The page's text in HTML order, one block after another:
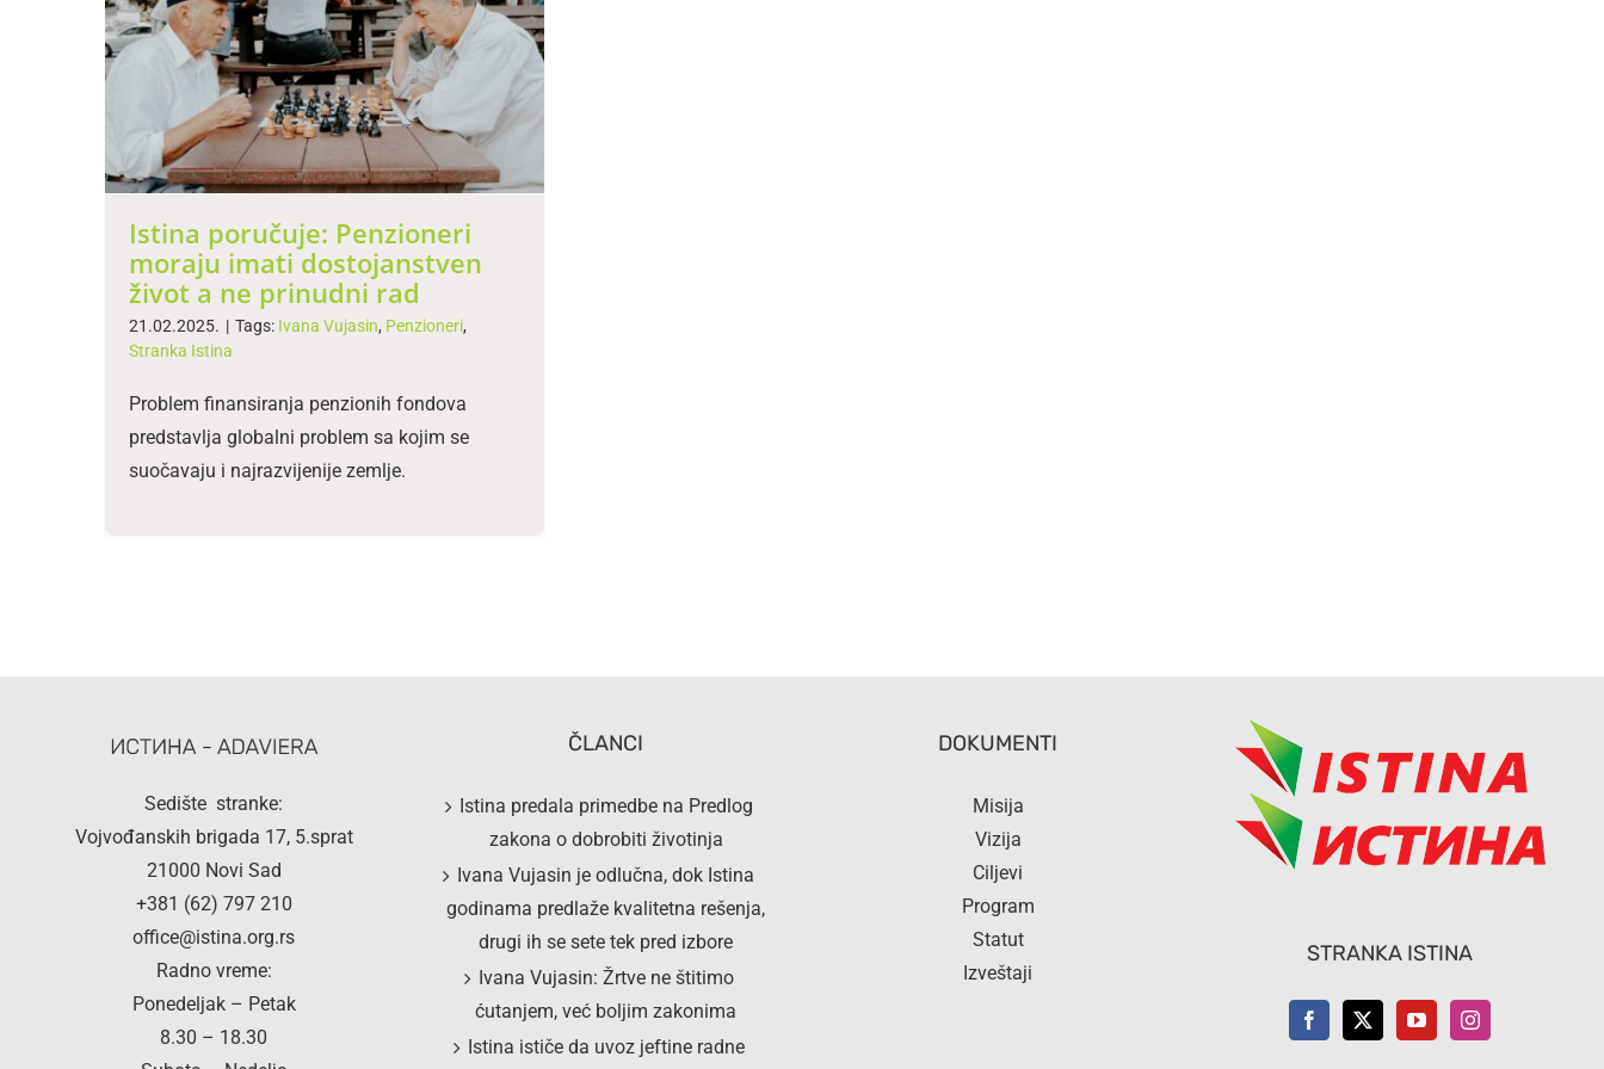
Istina poručuje: Penzioneri
moraju imati dostojanstven
život a ne prinudni rad
21.02.2025. | Tags: Ivana Vujasin, Penzioneri,
Stranka Istina
Problem finansiranja penzionih fondova
predstavlja globalni problem sa kojim se
suočavaju i najrazvijenije zemlje.
Sedište stranke:
Vojvođanskih brigada 17, 5.sprat
21000 Novi Sad
+381 (62) 797 210
office@istina.org.rs
Radno vreme:
Ponedeljak – Petak
8.30 – 18.30
ČLANCI
Istina predala primedbe na Predlog
zakona o dobrobiti životinja
Ivana Vujasin je odlučna, dok Istina
godinama predlaže kvalitetna rešenja,
drugi ih se sete tek pred izbore
Ivana Vujasin: Žrtve ne štitimo
ćutanjem, već boljim zakonima
Istina ističe da uvoz jeftine radne
DOKUMENTI
Misija
Vizija
Ciljevi
Program
Statut
Izveštaji
STRANKA ISTINA